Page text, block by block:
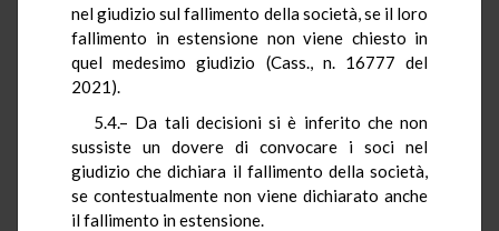
nel giudizio sul fallimento della società, se il loro
fallimento in estensione non viene chiesto in
quel medesimo giudizio (Cass., n. 16777 del
2021).
5.4.– Da tali decisioni si è inferito che non
sussiste un dovere di convocare i soci nel
giudizio che dichiara il fallimento della società,
se contestualmente non viene dichiarato anche
il fallimento in estensione.